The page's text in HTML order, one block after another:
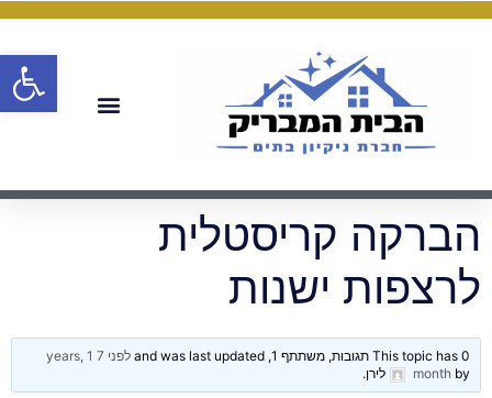
הברקה קריסטלית
לרצפות ישנות
This topic has 0 תגובות, משתתף 1, and was last updated
לפני 7 years, 1
monthby לירן.